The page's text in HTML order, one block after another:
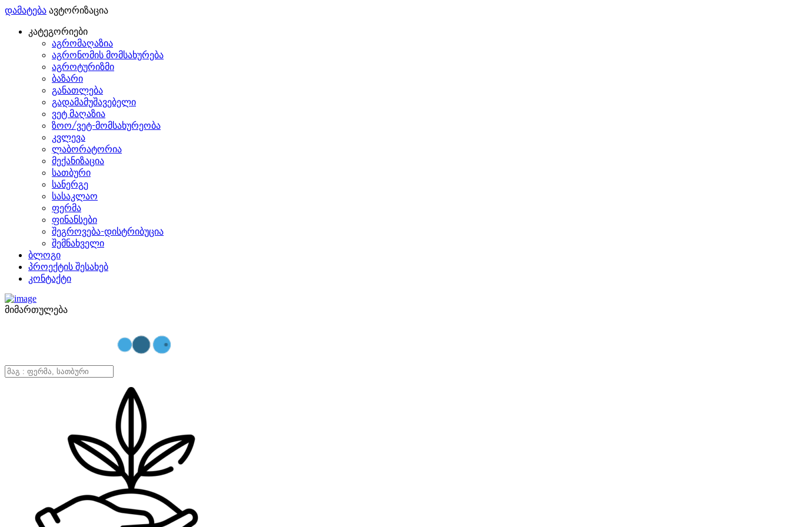
დამატება ავტორიზაცია
კატეგორიები
აგრომაღაზია
აგრონომის მომსახურება
აგროტურიზმი
ბაზარი
განათლება
გადამამუშავებელი
ვეტ მაღაზია
ზოო/ვეტ-მომსახურეობა
კვლევა
ლაბორატორია
მექანიზაცია
სათბური
სანერგე
სასაკლაო
ფერმა
ფინანსები
შეგროვება-დისტრიბუცია
შემნახველი
ბლოგი
პროექტის შესახებ
კონტაქტი
მიმართულება